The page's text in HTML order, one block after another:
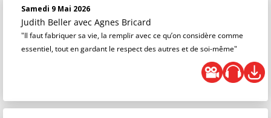
Samedi 9 Mai 2026
Judith Beller avec Agnes Bricard
"Il faut fabriquer sa vie, la remplir avec ce qu’on considère comme
essentiel, tout en gardant le respect des autres et de soi-même"